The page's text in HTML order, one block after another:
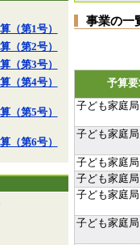
（第1号）
（第2号）
（第3号）
（第4号）
（第5号）
（第6号）
事業の一
予算
子ども家庭局
子ども家庭局
子ども家庭局
子ども家庭局
子ども家庭局
子ども家庭局